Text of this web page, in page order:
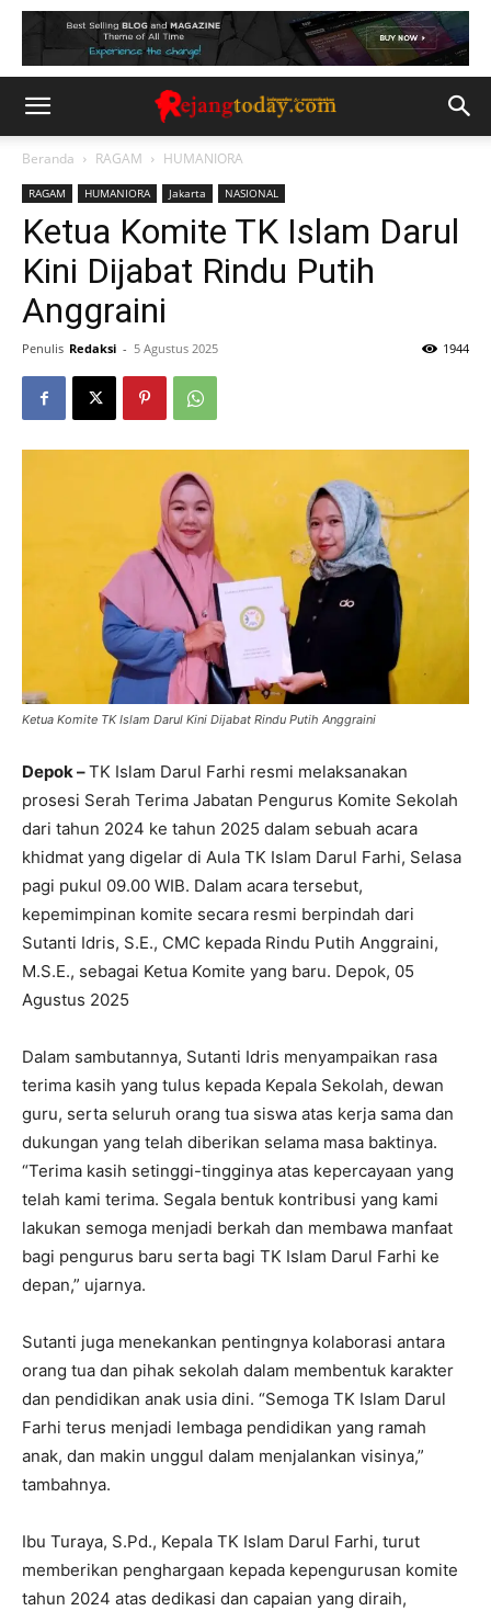
Beranda RAGAM HUMANIORA
RAGAM HUMANIORA Jakarta NASIONAL
Ketua Komite TK Islam Darul
Kini Dijabat Rindu Putih
Anggraini
Penulis Redaksi - 5 Agustus 2025 1944
Ketua Komite TK Islam Darul Kini Dijabat Rindu Putih Anggraini
Depok –TK Islam Darul Farhi resmi melaksanakan
prosesi Serah Terima Jabatan Pengurus Komite Sekolah
dari tahun 2024 ke tahun 2025 dalam sebuah acara
khidmat yang digelar di Aula TK Islam Darul Farhi, Selasa
pagi pukul 09.00 WIB. Dalam acara tersebut,
kepemimpinan komite secara resmi berpindah dari
Sutanti Idris, S.E., CMC kepada Rindu Putih Anggraini,
M.S.E., sebagai Ketua Komite yang baru. Depok, 05
Agustus 2025
Dalam sambutannya, Sutanti Idris menyampaikan rasa
terima kasih yang tulus kepada Kepala Sekolah, dewan
guru, serta seluruh orang tua siswa atas kerja sama dan
dukungan yang telah diberikan selama masa baktinya.
“Terima kasih setinggi-tingginya atas kepercayaan yang
telah kami terima. Segala bentuk kontribusi yang kami
lakukan semoga menjadi berkah dan membawa manfaat
bagi pengurus baru serta bagi TK Islam Darul Farhi ke
depan,” ujarnya.
Sutanti juga menekankan pentingnya kolaborasi antara
orang tua dan pihak sekolah dalam membentuk karakter
dan pendidikan anak usia dini. “Semoga TK Islam Darul
Farhi terus menjadi lembaga pendidikan yang ramah
anak, dan makin unggul dalam menjalankan visinya,”
tambahnya.
Ibu Turaya, S.Pd., Kepala TK Islam Darul Farhi, turut
memberikan penghargaan kepada kepengurusan komite
tahun 2024 atas dedikasi dan capaian yang diraih,